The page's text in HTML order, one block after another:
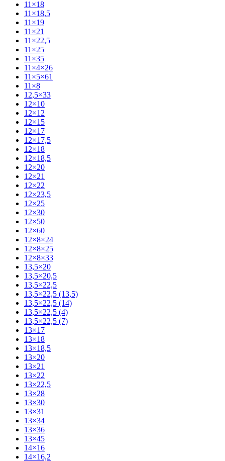
11×18
11×18,5
11×19
11×21
11×22,5
11×25
11×35
11×4×26
11×5×61
11×8
12,5×33
12×10
12×12
12×15
12×17
12×17,5
12×18
12×18,5
12×20
12×21
12×22
12×23,5
12×25
12×30
12×50
12×60
12×8×24
12×8×25
12×8×33
13,5×20
13,5×20,5
13,5×22,5
13,5×22,5 (13,5)
13,5×22,5 (14)
13,5×22,5 (4)
13,5×22,5 (7)
13×17
13×18
13×18,5
13×20
13×21
13×22
13×22,5
13×28
13×30
13×31
13×34
13×36
13×45
14×16
14×16,2